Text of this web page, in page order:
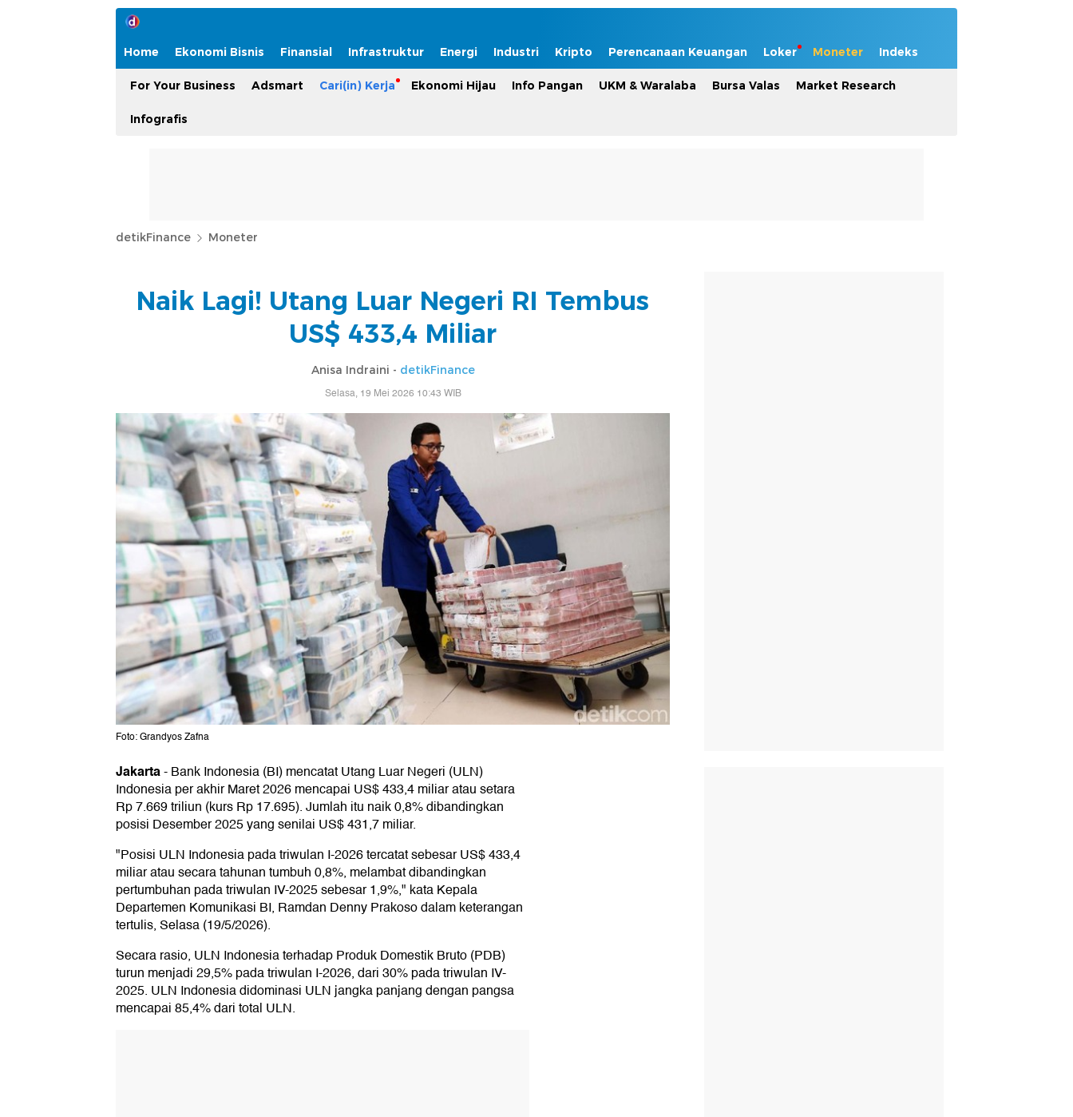
Home Ekonomi Bisnis Finansial Infrastruktur Energi Industri Kripto Perencanaan Keuangan Loker Moneter Indeks
For Your Business Adsmart Cari(in) Kerja Ekonomi Hijau Info Pangan UKM & Waralaba Bursa Valas Market Research
Infografis
detikFinance Moneter
Naik Lagi! Utang Luar Negeri RI Tembus
US$ 433,4 Miliar
Anisa Indraini - detikFinance
Selasa, 19 Mei 2026 10:43 WIB
Foto: Grandyos Zafna
Jakarta-Bank Indonesia (BI) mencatat Utang Luar Negeri (ULN)
Indonesia per akhir Maret 2026 mencapai US$ 433,4 miliar atau setara
Rp 7.669 triliun (kurs Rp 17.695). Jumlah itu naik 0,8% dibandingkan
posisi Desember 2025 yang senilai US$ 431,7 miliar.
"Posisi ULN Indonesia pada triwulan I-2026 tercatat sebesar US$ 433,4
miliar atau secara tahunan tumbuh 0,8%, melambat dibandingkan
pertumbuhan pada triwulan IV-2025 sebesar 1,9%," kata Kepala
Departemen Komunikasi BI, Ramdan Denny Prakoso dalam keterangan
tertulis, Selasa (19/5/2026).
Secara rasio, ULN Indonesia terhadap Produk Domestik Bruto (PDB)
turun menjadi 29,5% pada triwulan I-2026, dari 30% pada triwulan IV-
2025. ULN Indonesia didominasi ULN jangka panjang dengan pangsa
mencapai 85,4% dari total ULN.